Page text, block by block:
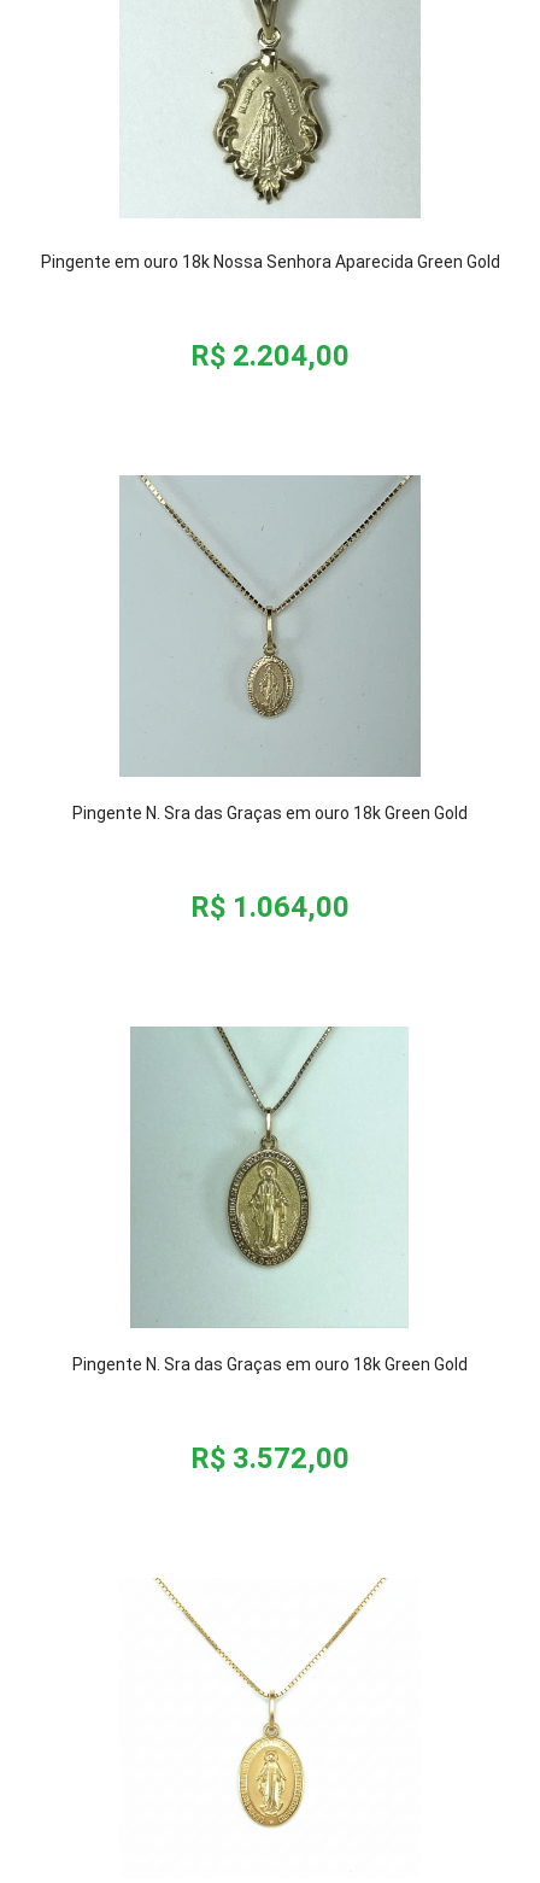
Pingente em ouro 18k Nossa Senhora Aparecida Green Gold
R$ 2.204,00
Pingente N. Sra das Graças em ouro 18k Green Gold
R$ 1.064,00
Pingente N. Sra das Graças em ouro 18k Green Gold
R$ 3.572,00